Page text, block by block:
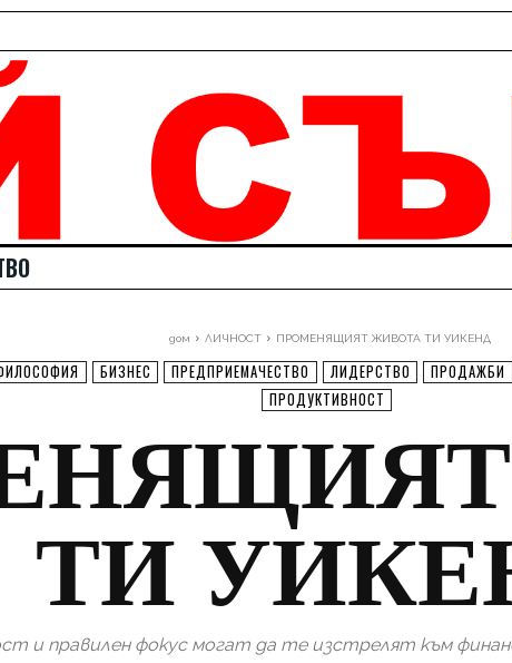
дом ЛИЧНОСТ ПРОМЕНЯЩИЯТ ЖИВОТА ТИ УИКЕНД
БИЗНЕС ПРЕДПРИЕМАЧЕСТВО ЛИДЕРСТВО ПРОДАЖБИ
ПРОДУКТИВНОСТ
ТИ
и правилен фокус могат да те изстрелят към